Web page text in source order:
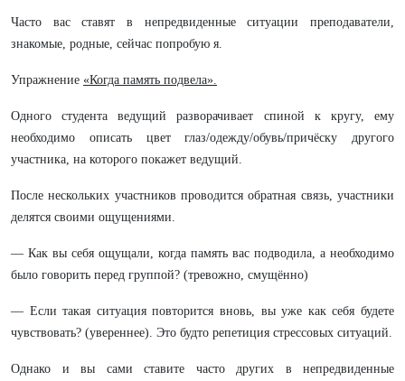
Часто вас ставят в непредвиденные ситуации преподаватели,
знакомые, родные, сейчас попробую я.
Упражнение «Когда память подвела».
Одного студента ведущий разворачивает спиной к кругу, ему
необходимо описать цвет глаз/одежду/обувь/причёску другого
участника, на которого покажет ведущий.
После нескольких участников проводится обратная связь, участники
делятся своими ощущениями.
— Как вы себя ощущали, когда память вас подводила, а необходимо
было говорить перед группой? (тревожно, смущённо)
— Если такая ситуация повторится вновь, вы уже как себя будете
чувствовать? (увереннее). Это будто репетиция стрессовых ситуаций.
Однако и вы сами ставите часто других в непредвиденные